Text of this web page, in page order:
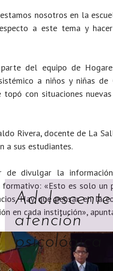
nosotros en la
a este tema y
del equipo de
a niños y niñas
con situaciones
Rivera, docente de La
a sus estudiantes.
de divulgar la
«Esto es solo un
Hay que pensar en la
en cada institución»,
atención
psicológica